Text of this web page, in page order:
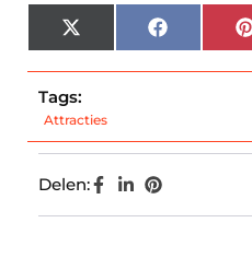
X
(Twitter)
Facebook
Tags:
Attracties
Delen: